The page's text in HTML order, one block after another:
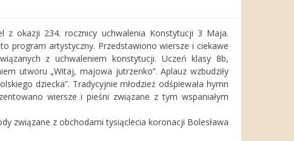
okazji 234. rocznicy uchwalenia Konstytucji 3 Maja.
program artystyczny. Przedstawiono wiersze i ciekawe
z uchwaleniem konstytucji. Uczeń klasy 8b,
utworu „Witaj, majowa jutrzenko”. Aplauz wzbudziły
dziecka”. Tradycyjnie młodzież odśpiewała hymn
wiersze i pieśni związane z tym wspaniałym
związane z obchodami tysiąclecia koronacji Bolesława